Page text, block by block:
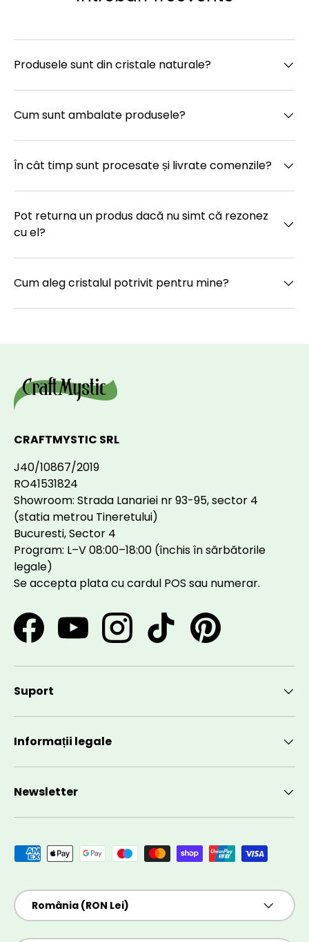
Produsele sunt din cristale naturale?
Cum sunt ambalate produsele?
În cât timp sunt procesate și livrate comenzile?
Pot returna un produs dacă nu simt că rezonez
cu el?
Cum aleg cristalul potrivit pentru mine?
CRAFTMYSTIC SRL
J40/10867/2019
RO41531824
Showroom: Strada Lanariei nr 93-95, sector 4
(statia metrou Tineretului)
Bucuresti, Sector 4
Program: L–V 08:00–18:00 (închis în sărbătorile
legale)
Se accepta plata cu cardul POS sau numerar.
FacebookYouTubeInstagramTikTok Pinterest
Suport
Informații legale
Newsletter
Metode de plată acceptate
Țară/Regiune
România (RON Lei)